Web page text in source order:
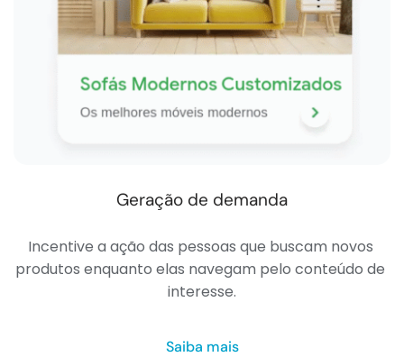
Geração de demanda
Incentive a ação das pessoas que buscam novos
produtos enquanto elas navegam pelo conteúdo de
interesse.
Saiba mais